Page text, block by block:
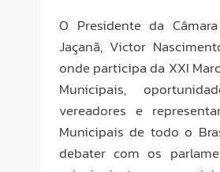
O Presidente da
Jaçanã, Victor
onde participa da XXI
Municipais,
vereadores e
Municipais de todo o
debater com os